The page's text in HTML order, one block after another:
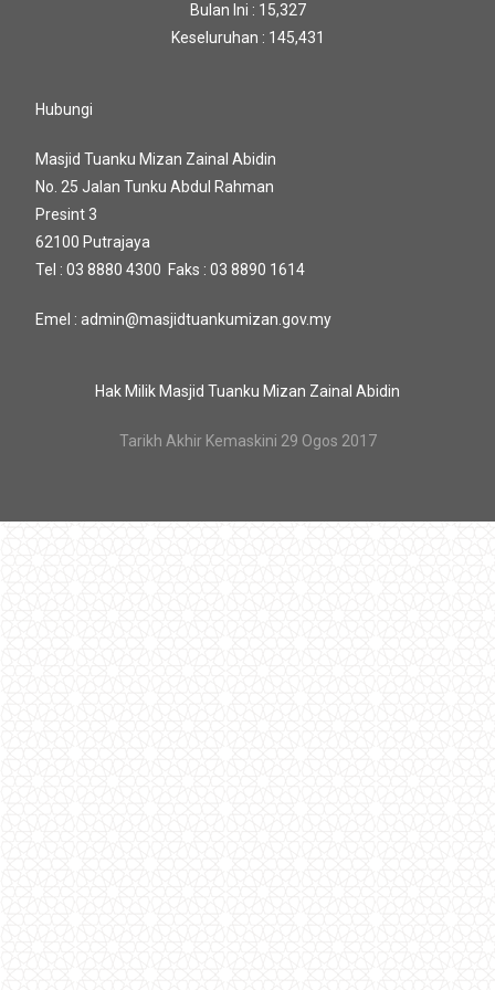
Bulan Ini : 15,327
Keseluruhan : 145,431
Hubungi
Masjid Tuanku Mizan Zainal Abidin
No. 25 Jalan Tunku Abdul Rahman
Presint 3
62100 Putrajaya
Tel : 03 8880 4300 Faks : 03 8890 1614
Emel : admin@masjidtuankumizan.gov.my
Hak Milik Masjid Tuanku Mizan Zainal Abidin
Tarikh Akhir Kemaskini 29 Ogos 2017